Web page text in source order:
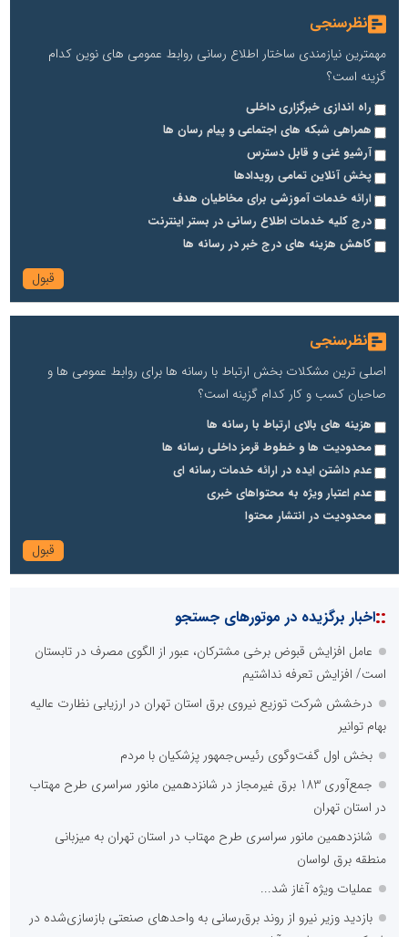
نظرسنجی
مهمترین نیازمندی ساختار اطلاع رسانی روابط عمومی های نوین کدام
گزینه است؟
راه اندازی خبرگزاری داخلی
همراهی شبکه های اجتماعی و پیام رسان ها
آرشیو غنی و قابل دسترس
پخش آنلاین تمامی رویدادها
ارائه خدمات آموزشی برای مخاطیان هدف
درج کلیه خدمات اطلاع رسانی در بستر اینترنت
کاهش هزینه های درج خبر در رسانه ها
نظرسنجی
اصلی ترین مشکلات بخش ارتباط با رسانه ها برای روابط عمومی ها و
صاحبان کسب و کار کدام گزینه است؟
هزینه های بالای ارتباط با رسانه ها
محدودیت ها و خطوط قرمز داخلی رسانه ها
عدم داشتن ایده در ارائه خدمات رسانه ای
عدم اعتبار ویژه به محتواهای خبری
محدودیت در انتشار محتوا
::اخبار برگزیده در موتورهای جستجو
عامل افزایش قبوض برخی مشترکان، عبور از الگوی مصرف در تابستان
است/ افزایش تعرفه نداشتیم
درخشش شرکت توزیع نیروی برق استان تهران در ارزیابی نظارت عالیه
بهام توانیر
بخش اول گفت‌وگوی رئیس‌جمهور پزشکیان با مردم
جمع‌آوری 183 برق غیرمجاز در شانزدهمین مانور سراسری طرح مهتاب
در استان تهران
شانزدهمین مانور سراسری طرح مهتاب در استان تهران به میزبانی
منطقه برق لواسان
عملیات ویژه آغاز شد...
بازدید وزیر نیرو از روند برق‌رسانی به واحدهای صنعتی بازسازی‌شده در